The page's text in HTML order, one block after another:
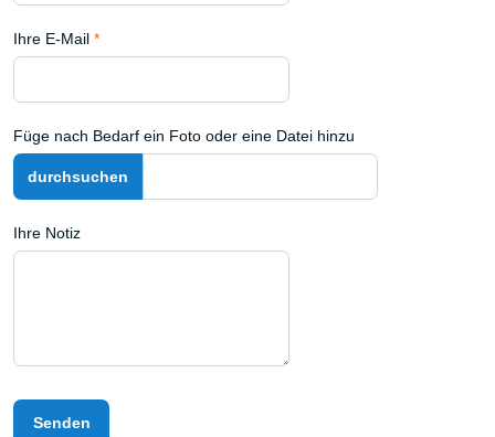
Ihre E-Mail *
Füge nach Bedarf ein Foto oder eine Datei hinzu
Ihre Notiz
Senden